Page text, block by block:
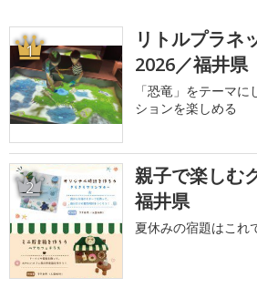
1
リトルプラネ
2026／福井県
「恐竜」をテーマ
ションを楽しめる
2
親子で楽しむ
福井県
夏休みの宿題はこれ